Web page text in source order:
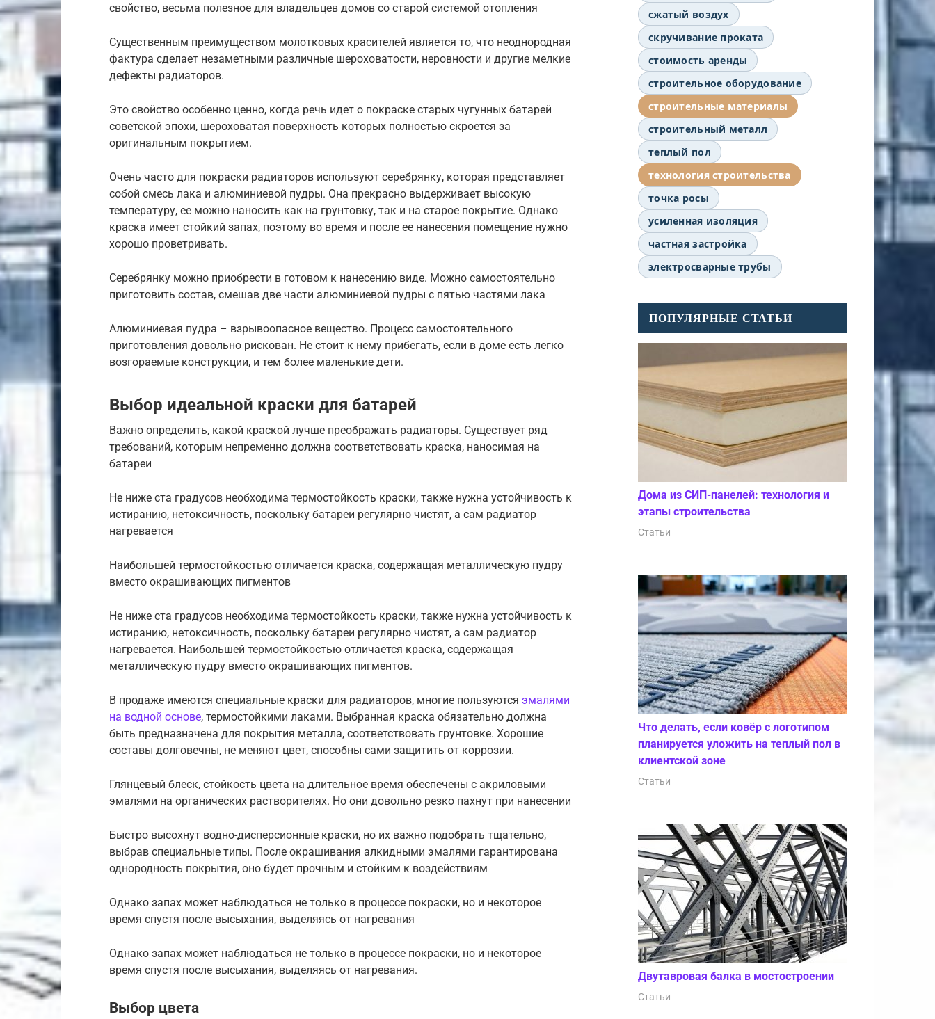
свойство, весьма полезное для владельцев домов со старой системой отопления
Существенным преимуществом молотковых красителей является то, что неоднородная
фактура сделает незаметными различные шероховатости, неровности и другие мелкие
дефекты радиаторов.
Это свойство особенно ценно, когда речь идет о покраске старых чугунных батарей
советской эпохи, шероховатая поверхность которых полностью скроется за
оригинальным покрытием.
Очень часто для покраски радиаторов используют серебрянку, которая представляет
собой смесь лака и алюминиевой пудры. Она прекрасно выдерживает высокую
температуру, ее можно наносить как на грунтовку, так и на старое покрытие. Однако
краска имеет стойкий запах, поэтому во время и после ее нанесения помещение нужно
хорошо проветривать.
Серебрянку можно приобрести в готовом к нанесению виде. Можно самостоятельно
приготовить состав, смешав две части алюминиевой пудры с пятью частями лака
Алюминиевая пудра – взрывоопасное вещество. Процесс самостоятельного
приготовления довольно рискован. Не стоит к нему прибегать, если в доме есть легко
возгораемые конструкции, и тем более маленькие дети.
Выбор идеальной краски для батарей
Важно определить, какой краской лучше преображать радиаторы. Существует ряд
требований, которым непременно должна соответствовать краска, наносимая на
батареи
Не ниже ста градусов необходима термостойкость краски, также нужна устойчивость к
истиранию, нетоксичность, поскольку батареи регулярно чистят, а сам радиатор
нагревается
Наибольшей термостойкостью отличается краска, содержащая металлическую пудру
вместо окрашивающих пигментов
Не ниже ста градусов необходима термостойкость краски, также нужна устойчивость к
истиранию, нетоксичность, поскольку батареи регулярно чистят, а сам радиатор
нагревается. Наибольшей термостойкостью отличается краска, содержащая
металлическую пудру вместо окрашивающих пигментов.
В продаже имеются специальные краски для радиаторов, многие пользуются эмалями
на водной основе, термостойкими лаками. Выбранная краска обязательно должна
быть предназначена для покрытия металла, соответствовать грунтовке. Хорошие
составы долговечны, не меняют цвет, способны сами защитить от коррозии.
Глянцевый блеск, стойкость цвета на длительное время обеспечены с акриловыми
эмалями на органических растворителях. Но они довольно резко пахнут при нанесении
Быстро высохнут водно-дисперсионные краски, но их важно подобрать тщательно,
выбрав специальные типы. После окрашивания алкидными эмалями гарантирована
однородность покрытия, оно будет прочным и стойким к воздействиям
Однако запах может наблюдаться не только в процессе покраски, но и некоторое
время спустя после высыхания, выделяясь от нагревания
Однако запах может наблюдаться не только в процессе покраски, но и некоторое
время спустя после высыхания, выделяясь от нагревания.
Выбор цвета
сжатый воздух
скручивание проката
стоимость аренды
строительное оборудование
строительные материалы
строительный металл
теплый пол
технология строительства
точка росы
усиленная изоляция
частная застройка
электросварные трубы
ПОПУЛЯРНЫЕ СТАТЬИ
Дома из СИП-панелей: технология и
этапы строительства
Статьи
Что делать, если ковёр с логотипом
планируется уложить на теплый пол в
клиентской зоне
Статьи
Двутавровая балка в мостостроении
Статьи